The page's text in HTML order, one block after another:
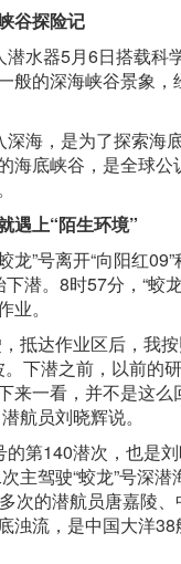
谷探险记
水器5月6日搭载科
般的深海峡谷景象，
海，是为了探索海
海底峡谷，是全球公
遇上“陌生环境”
”号离开“向阳红09”
潜。8时57分，“蛟
。
达作业区后，我按
。下潜之前，以前的
来一看，并不是这么
航员刘晓辉说。
第140潜次，也是刘
主驾驶“蛟龙”号深
次的潜航员唐嘉陵
浊流，是中国大洋